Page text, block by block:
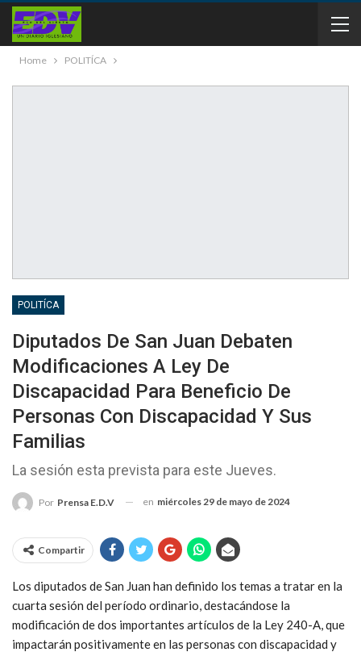
Home POLITÍCA
POLITÍCA
Diputados De San Juan Debaten
Modificaciones A Ley De
Discapacidad Para Beneficio De
Personas Con Discapacidad Y Sus
Familias
La sesión esta prevista para este Jueves.
Por Prensa E.D.V en miércoles 29 de mayo de 2024
Compartir
Los diputados de San Juan han definido los temas a tratar en la
cuarta sesión del período ordinario, destacándose la
modificación de dos importantes artículos de la Ley 240-A, que
impactarán positivamente en las personas con discapacidad y